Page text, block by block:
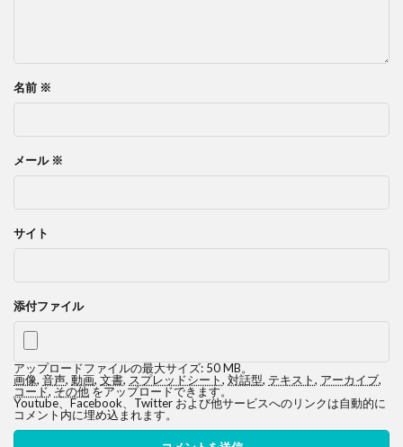
名前 ※
メール ※
サイト
添付ファイル
アップロードファイルの最大サイズ: 50 MB。
画像, 音声, 動画, 文書, スプレッドシート, 対話型, テキスト, アーカイブ,
コード,その他をアップロードできます。
Youtube、Facebook、Twitter および他サービスへのリンクは自動的に
コメント内に埋め込まれます。